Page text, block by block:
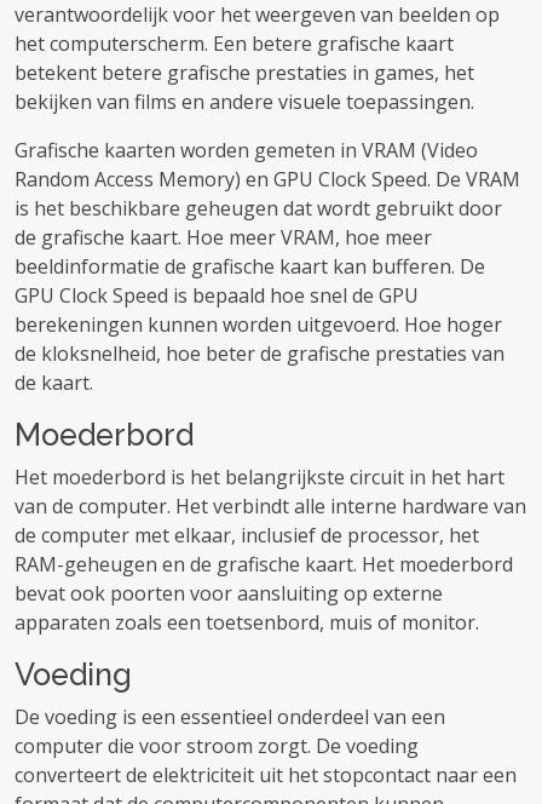
verantwoordelijk voor het weergeven van beelden op
het computerscherm. Een betere grafische kaart
betekent betere grafische prestaties in games, het
bekijken van films en andere visuele toepassingen.
Grafische kaarten worden gemeten in VRAM (Video
Random Access Memory) en GPU Clock Speed. De VRAM
is het beschikbare geheugen dat wordt gebruikt door
de grafische kaart. Hoe meer VRAM, hoe meer
beeldinformatie de grafische kaart kan bufferen. De
GPU Clock Speed ​​is bepaald hoe snel de GPU
berekeningen kunnen worden uitgevoerd. Hoe hoger
de kloksnelheid, hoe beter de grafische prestaties van
de kaart.
Moederbord
Het moederbord is het belangrijkste circuit in het hart
van de computer. Het verbindt alle interne hardware van
de computer met elkaar, inclusief de processor, het
RAM-geheugen en de grafische kaart. Het moederbord
bevat ook poorten voor aansluiting op externe
apparaten zoals een toetsenbord, muis of monitor.
Voeding
De voeding is een essentieel onderdeel van een
computer die voor stroom zorgt. De voeding
converteert de elektriciteit uit het stopcontact naar een